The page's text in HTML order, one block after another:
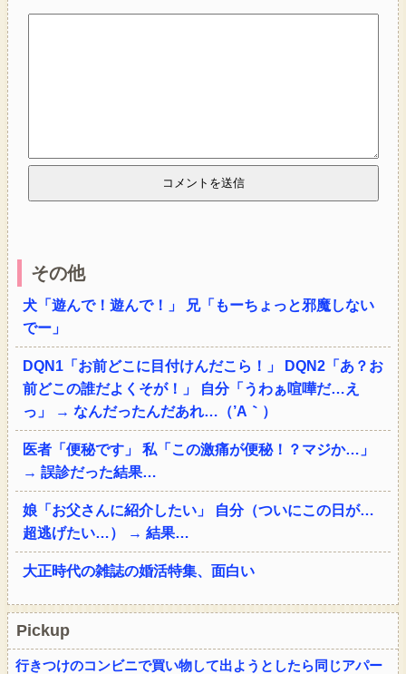
その他
犬「遊んで！遊んで！」 兄「もーちょっと邪魔しない
でー」
DQN1「お前どこに目付けんだこら！」 DQN2「あ？お
前どこの誰だよくそが！」 自分「うわぁ喧嘩だ…え
っ」 → なんだったんだあれ…（’A｀）
医者「便秘です」 私「この激痛が便秘！？マジか…」
→ 誤診だった結果…
娘「お父さんに紹介したい」 自分（ついにこの日が…
超逃げたい…） → 結果…
大正時代の雑誌の婚活特集、面白い
Pickup
行きつけのコンビニで買い物して出ようとしたら同じアパー